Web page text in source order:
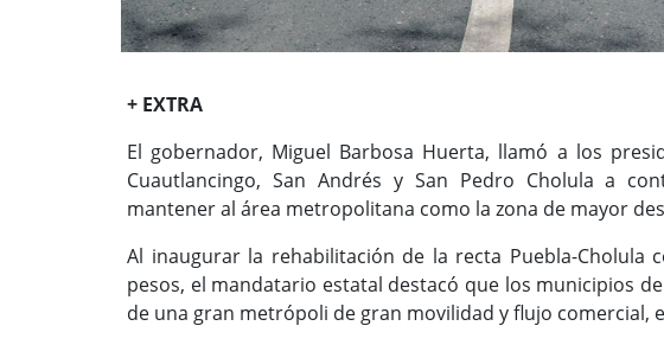
+ EXTRA
El gobernador, Miguel Barbosa Huerta, llamó a los
Cuautlancingo, San Andrés y San Pedro Cholula a
mantener al área metropolitana como la zona de mayor
Al inaugurar la rehabilitación de la recta Puebla-Cholula
pesos, el mandatario estatal destacó que los municipios
de una gran metrópoli de gran movilidad y flujo comercial,